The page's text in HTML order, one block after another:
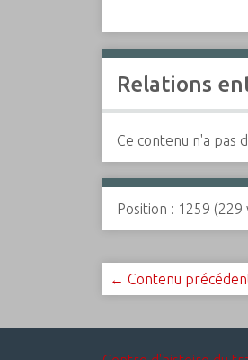
Relations
Ce contenu n'a pas
Position : 1259 (229
← Contenu